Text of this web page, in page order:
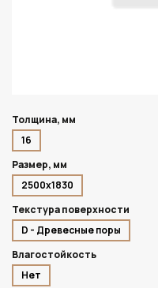
Толщина, мм
16
Размер, мм
2500х1830
Текстура поверхности
D - Древесные поры
Влагостойкость
Нет